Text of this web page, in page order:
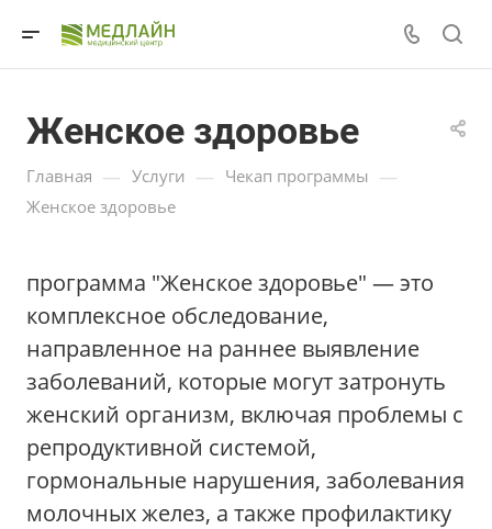
Женское здоровье
Главная — Услуги — Чекап программы —
Женское здоровье
программа "Женское здоровье" — это
комплексное обследование,
направленное на раннее выявление
заболеваний, которые могут затронуть
женский организм, включая проблемы с
репродуктивной системой,
гормональные нарушения, заболевания
молочных желез, а также профилактику